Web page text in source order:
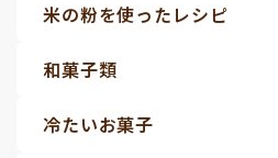
米の粉を使ったレシピ
和菓子類
冷たいお菓子